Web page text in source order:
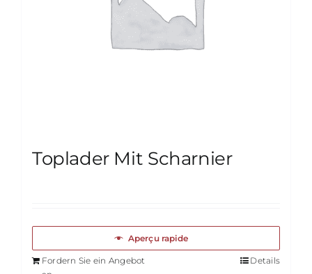
Toplader Mit Scharnier
Aperçu rapide
Fordern Sie ein Angebot
Details